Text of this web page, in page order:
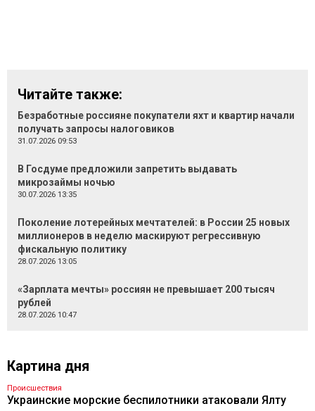
Читайте также:
Безработные россияне покупатели яхт и квартир начали
получать запросы налоговиков
31.07.2026 09:53
В Госдуме предложили запретить выдавать
микрозаймы ночью
30.07.2026 13:35
Поколение лотерейных мечтателей: в России 25 новых
миллионеров в неделю маскируют регрессивную
фискальную политику
28.07.2026 13:05
«Зарплата мечты» россиян не превышает 200 тысяч
рублей
28.07.2026 10:47
Картина дня
Происшествия
Украинские морские беспилотники атаковали Ялту